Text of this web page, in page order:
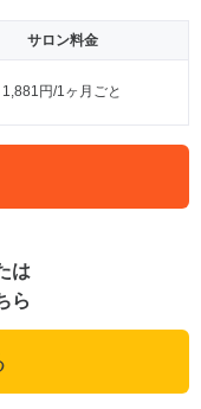
サロン料金
1,881円/1ヶ月ごと
は
ら